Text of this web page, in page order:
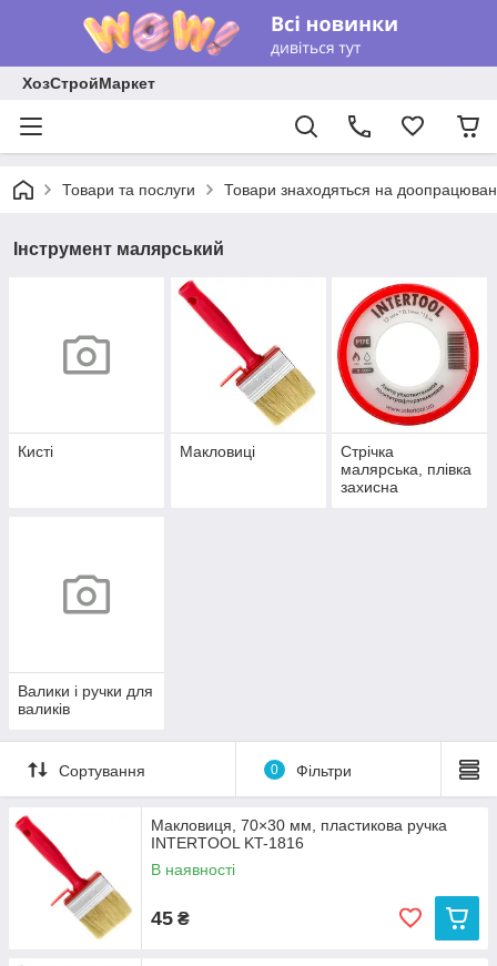
ХозСтройМаркет
Товари та послуги Товари знаходяться на
Інструмент малярський
Кисті Макловиці
Стрічка
малярська, плівка
захисна
Валики і ручки для
валиків
Сортування 0 Фільтри
Макловиця, 70×30 мм, пластикова ручка
INTERTOOL KT-1816
В наявності
45 ₴